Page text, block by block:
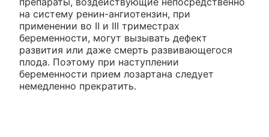
на систему ренин-ангиотензин, при
применении во II и III триместрах
беременности, могут вызывать дефект
развития или даже смерть развивающегося
плода. Поэтому при наступлении
беременности прием лозартана следует
немедленно прекратить.